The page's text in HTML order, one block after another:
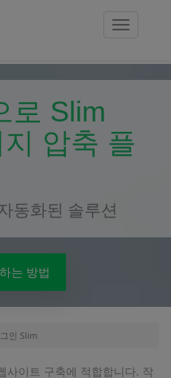
Toggle
로 Slim
압축 플
동화된 솔루션
는 방법
인 Slim
사이트 구축에 적합합니다. 작